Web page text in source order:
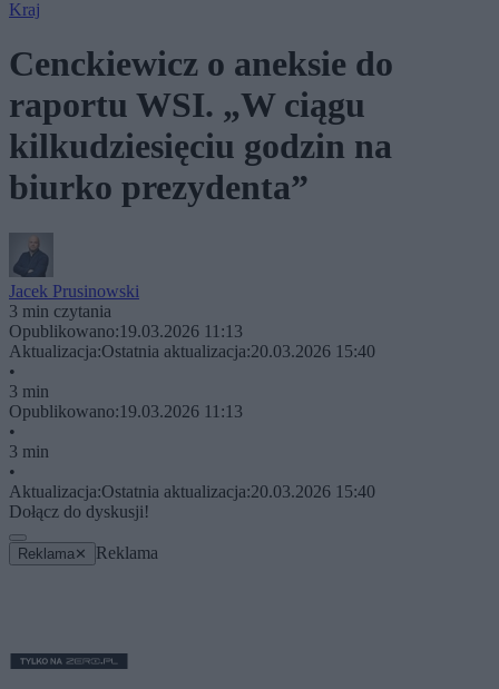
Kraj
Cenckiewicz o aneksie do
raportu WSI. „W ciągu
kilkudziesięciu godzin na
biurko prezydenta”
Jacek Prusinowski
3 min czytania
Opublikowano:19.03.2026 11:13
Aktualizacja:Ostatnia aktualizacja:20.03.2026 15:40
•
3 min
Opublikowano:19.03.2026 11:13
•
3 min
•
Aktualizacja:Ostatnia aktualizacja:20.03.2026 15:40
Dołącz do dyskusji!
Reklama ✕ Reklama